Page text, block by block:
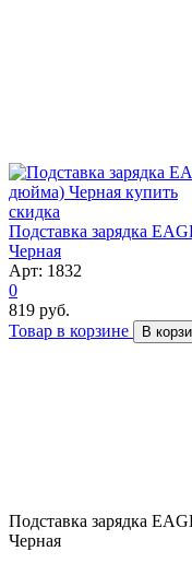
скидка
Подставка зарядка
Черная
Арт: 1832
0
819 руб.
Товар в корзине
В
Подставка зарядка
Черная